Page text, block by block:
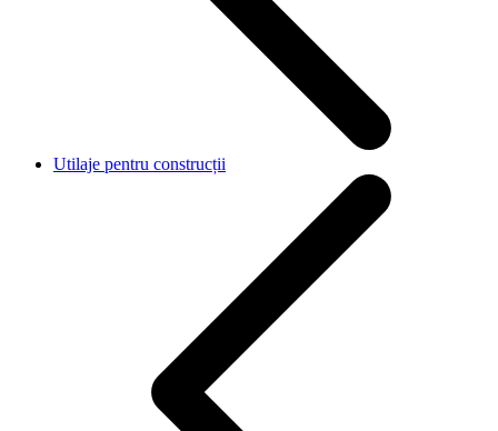
Utilaje pentru construcții